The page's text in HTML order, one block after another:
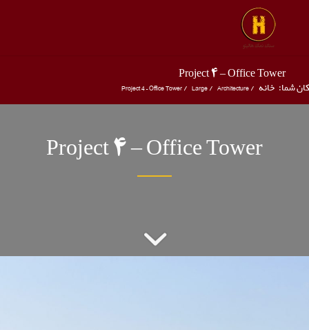
Project 4 – Office Tower
شما: خانه /
Architecture
/
Large
/
Project 4 – Office Tower
Project 4 – Office Tower